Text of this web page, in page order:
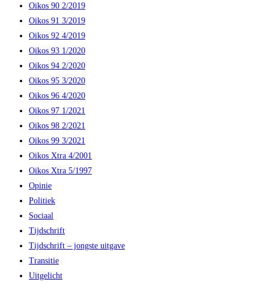
Oikos 90 2/2019
Oikos 91 3/2019
Oikos 92 4/2019
Oikos 93 1/2020
Oikos 94 2/2020
Oikos 95 3/2020
Oikos 96 4/2020
Oikos 97 1/2021
Oikos 98 2/2021
Oikos 99 3/2021
Oikos Xtra 4/2001
Oikos Xtra 5/1997
Opinie
Politiek
Sociaal
Tijdschrift
Tijdschrift – jongste uitgave
Transitie
Uitgelicht